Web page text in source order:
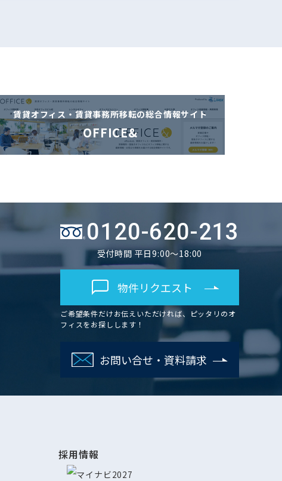
賃貸オフィス・賃貸事務所移転の総合情報サイト
OFFICE&
0120-620-213
受付時間 平日9:00～18:00
物件リクエスト
ご希望条件だけお伝えいただければ、ピッタリのオ
フィスをお探しします！
お問い合せ・資料請求
採用情報